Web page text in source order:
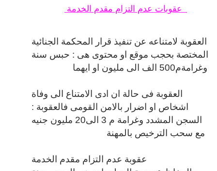
عقوبات عدم التزام مقدم الخدمة
العقوبة لامتناعه عن تنفيذ قرار المحكمة الجنائية
المختصة بحجب موقع او محتوى هى : حبس سنة
وغرامةم500 الف الى مليون او ايهما
العقوبة فى حالة ان ادى الامتناع الى وفاة
اشخاص او اضرار بالامن القومى فالعقوبة :
السجن المشدد وغرامة م 3 الى20 مليون جنيه
مع سحب الترخيص بالمهنة
عقوبة عدم التزام مقدم الخدمة